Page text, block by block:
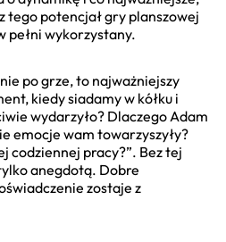
tego potencjał gry planszowej
pełni wykorzystany.
po grze, to najważniejszy
kiedy siadamy w kółku i
wydarzyło? Dlaczego Adam
emocje wam towarzyszyły?
codziennej pracy?”. Bez tej
anegdotą. Dobre
zostaje z